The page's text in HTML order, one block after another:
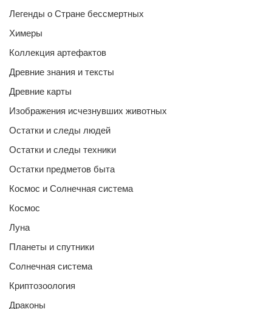
Легенды о Стране бессмертных
Химеры
Коллекция артефактов
Древние знания и тексты
Древние карты
Изображения исчезнувших животных
Остатки и следы людей
Остатки и следы техники
Остатки предметов быта
Космос и Солнечная система
Космос
Луна
Планеты и спутники
Солнечная система
Криптозоология
Драконы